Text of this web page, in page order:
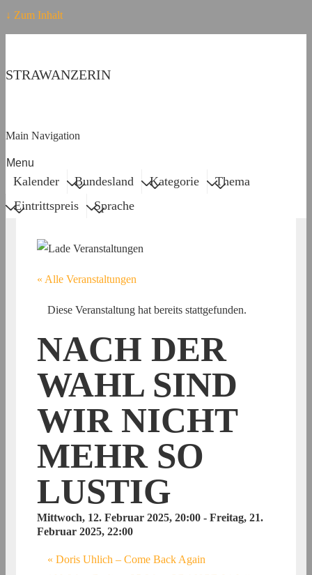
↓ Zum Inhalt
STRAWANZERIN
Main Navigation
Menu
Kalender Bundesland Kategorie
Thema
Eintrittspreis
Sprache
« Alle Veranstaltungen
Diese Veranstaltung hat bereits stattgefunden.
NACH DER
WAHL SIND
WIR NICHT
MEHR SO
LUSTIG
Mittwoch, 12. Februar 2025, 20:00 - Freitag, 21.
Februar 2025, 22:00
« Doris Uhlich – Come Back Again